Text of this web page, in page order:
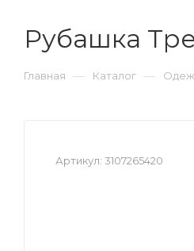
Рубашка
Главная — Каталог —
Артикул: 3107265420